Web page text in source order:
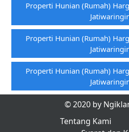
Properti Hunian (rumah)
Properti Hunian (rumah)
Properti Hunian (rumah)
© 2020 by
Tentang Kami